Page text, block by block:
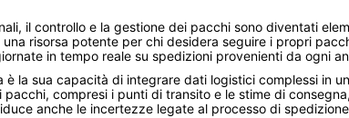
il controllo e la gestione dei pacchi sono diventati
risorsa potente per chi desidera seguire i propri
in tempo reale su spedizioni provenienti da ogni
la sua capacità di integrare dati logistici complessi in
compresi i punti di transito e le stime di
anche le incertezze legate al processo di